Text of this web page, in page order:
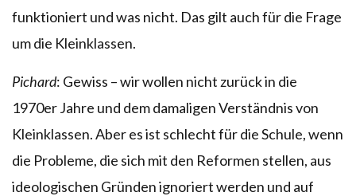
funktioniert und was nicht. Das gilt auch für die Frage
um die Kleinklassen.
Pichard: Gewiss – wir wollen nicht zurück in die
1970er Jahre und dem damaligen Verständnis von
Kleinklassen. Aber es ist schlecht für die Schule, wenn
die Probleme, die sich mit den Reformen stellen, aus
ideologischen Gründen ignoriert werden und auf